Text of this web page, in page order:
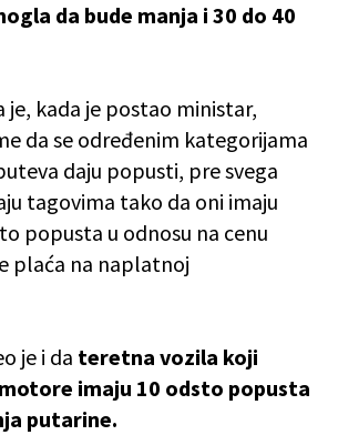
da bude manja i 30 do 40
je, kada je postao ministar,
da se određenim kategorijama
daju popusti, pre svega
tagovima tako da oni imaju
popusta u odnosu na cenu
plaća na naplatnoj
je i da teretna vozila koji
imaju 10 odsto popusta
putarine.